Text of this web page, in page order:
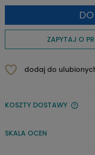
ZAPYTAJ O
dodaj do
KOSZTY DOSTAWY
CENA NIE ZAWIERA
SKALA OCEN